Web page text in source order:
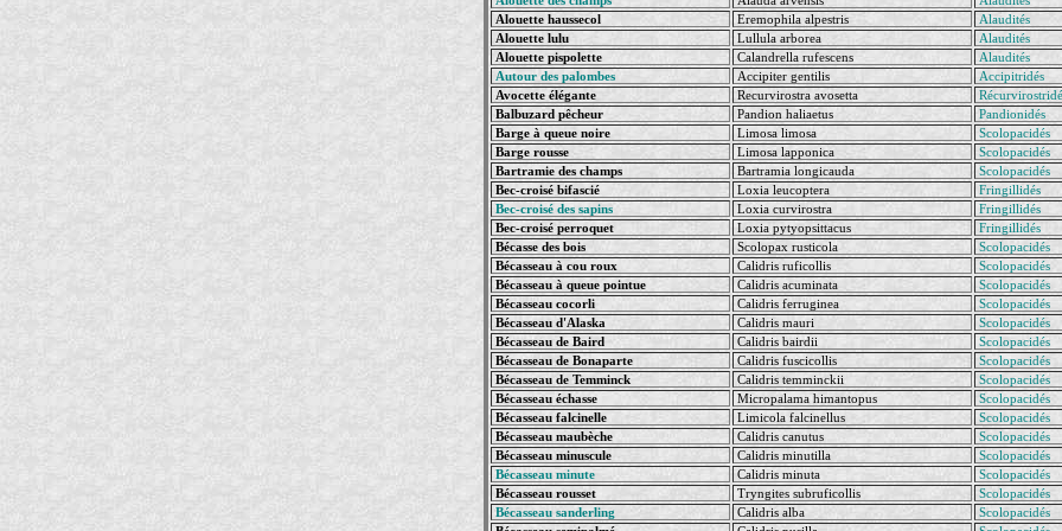
Alouette haussecol
Eremophila alpestris
Alaudités
Alouette lulu
Lullula arborea
Alaudités
Alouette pispolette
Calandrella rufescens
Alaudités
Autour des palombes
Accipiter gentilis
Accipitridés
Avocette élégante
Recurvirostra avosetta
Balbuzard pêcheur
Pandion haliaetus
Pandionidés
Barge à queue noire
Limosa limosa
Scolopacidés
Barge rousse
Limosa lapponica
Scolopacidés
Bartramie des champs
Bartramia longicauda
Scolopacidés
Bec-croisé bifascié
Loxia leucoptera
Fringillidés
Bec-croisé des sapins
Loxia curvirostra
Fringillidés
Bec-croisé perroquet
Loxia pytyopsittacus
Fringillidés
Bécasse des bois
Scolopax rusticola
Scolopacidés
Bécasseau à cou roux
Calidris ruficollis
Scolopacidés
Bécasseau à queue pointue
Calidris acuminata
Scolopacidés
Bécasseau cocorli
Calidris ferruginea
Scolopacidés
Bécasseau d'Alaska
Calidris mauri
Scolopacidés
Bécasseau de Baird
Calidris bairdii
Scolopacidés
Bécasseau de Bonaparte
Calidris fuscicollis
Scolopacidés
Bécasseau de Temminck
Calidris temminckii
Scolopacidés
Bécasseau échasse
Micropalama himantopus
Scolopacidés
Bécasseau falcinelle
Limicola falcinellus
Scolopacidés
Bécasseau maubèche
Calidris canutus
Scolopacidés
Bécasseau minuscule
Calidris minutilla
Scolopacidés
Bécasseau minute
Calidris minuta
Scolopacidés
Bécasseau rousset
Tryngites subruficollis
Scolopacidés
Bécasseau sanderling
Calidris alba
Scolopacidés